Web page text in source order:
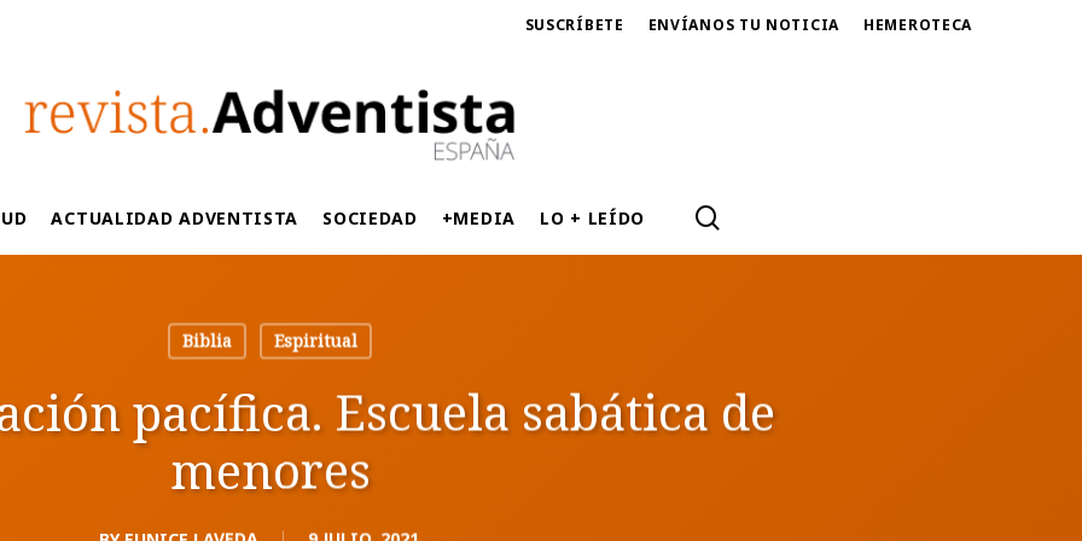
SUSCRÍBETE ENVÍANOS TU NOTICIA HEMEROTECA
ACTUALIDAD ADVENTISTA SOCIEDAD +MEDIA LO + LEÍDO
Biblia Espiritual
pacífica. Escuela sabática de
menores